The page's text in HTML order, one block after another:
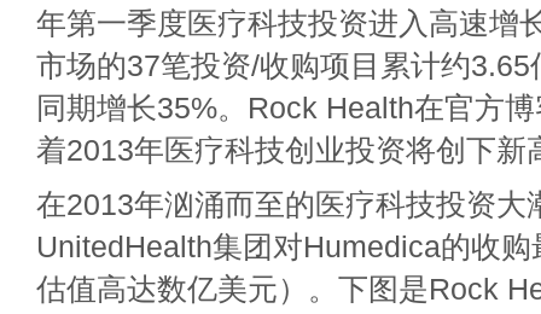
年第一季度医疗科技投资进入高速增
市场的37笔投资/收购项目累计约
同期增长35%。Rock Health在官方
着2013年医疗科技创业投资将创下新
在2013年汹涌而至的医疗科技投资大
UnitedHealth集团对Humedica的收
估值高达数亿美元）。下图是Rock